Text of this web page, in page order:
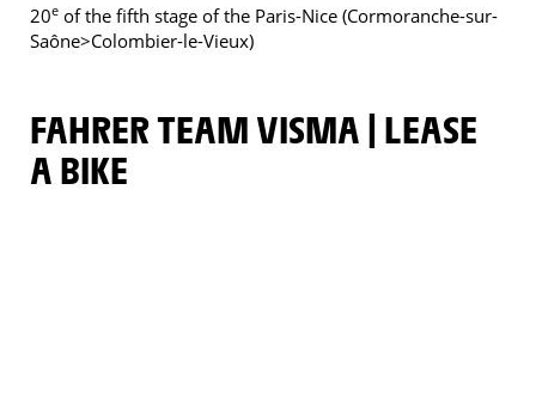
20e of the fifth stage of the Paris-Nice (Cormoranche-sur-
Saône>Colombier-le-Vieux)
FAHRER TEAM VISMA | LEASE
A BIKE